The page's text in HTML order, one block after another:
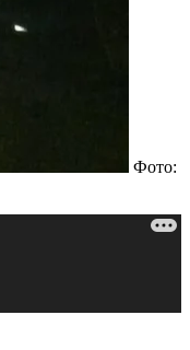
Фото: